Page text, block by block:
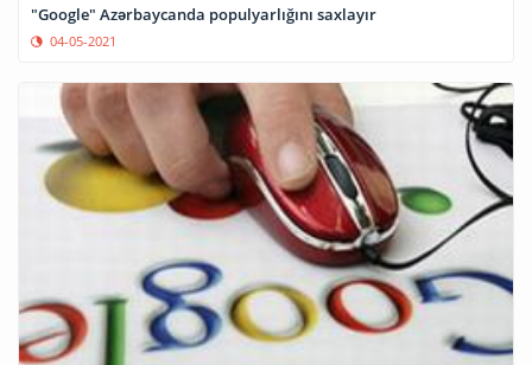
"Google" Azərbaycanda populyarlığını saxlayır
04-05-2021